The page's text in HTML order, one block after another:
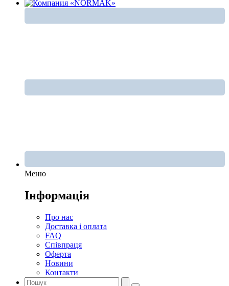
Меню
Інформація
Про нас
Доставка і оплата
FAQ
Співпраця
Оферта
Новини
Контакти